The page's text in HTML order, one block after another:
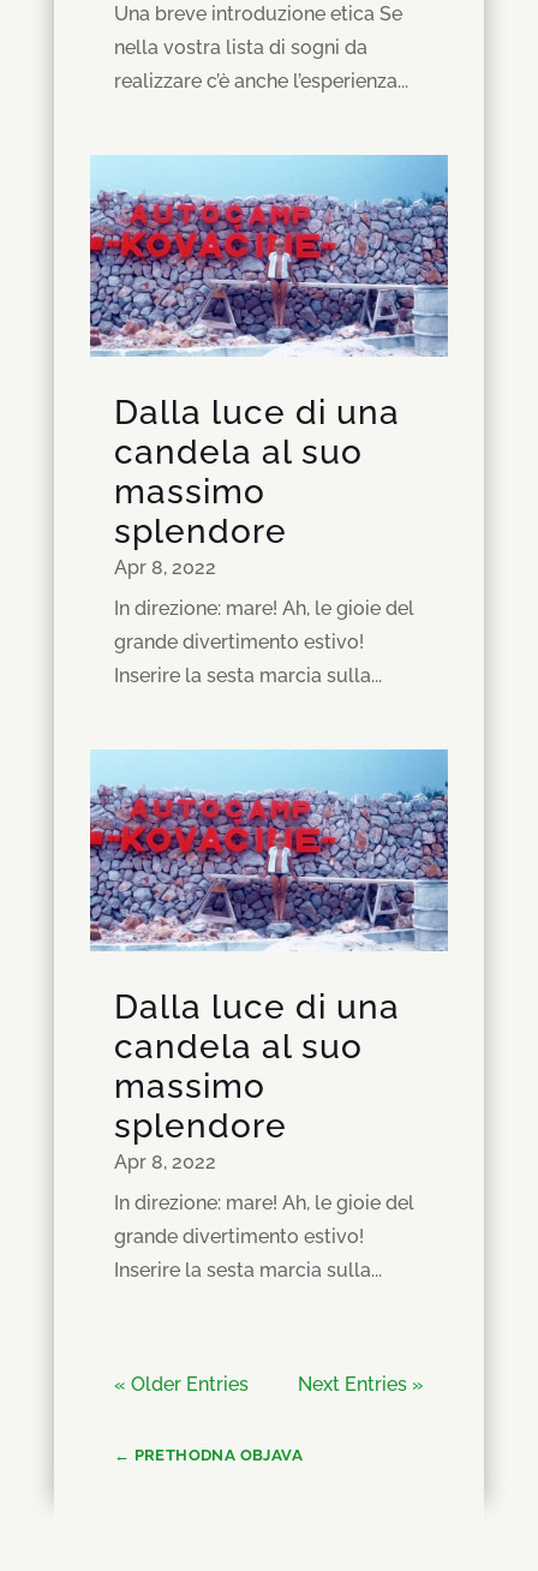
Una breve introduzione etica Se
nella vostra lista di sogni da
realizzare c’è anche l’esperienza...
Dalla luce di una
candela al suo
massimo
splendore
Apr 8, 2022
In direzione: mare! Ah, le gioie del
grande divertimento estivo!
Inserire la sesta marcia sulla...
Dalla luce di una
candela al suo
massimo
splendore
Apr 8, 2022
In direzione: mare! Ah, le gioie del
grande divertimento estivo!
Inserire la sesta marcia sulla...
« Older Entries Next Entries »
← PRETHODNA OBJAVA